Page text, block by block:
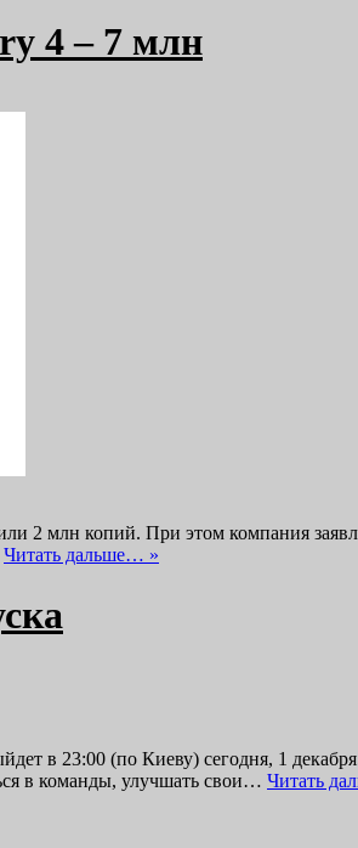
4 – 7 млн
2 млн копий. При этом компания
Читать дальше… »
в 23:00 (по Киеву) сегодня, 1
в команды, улучшать свои… Читать